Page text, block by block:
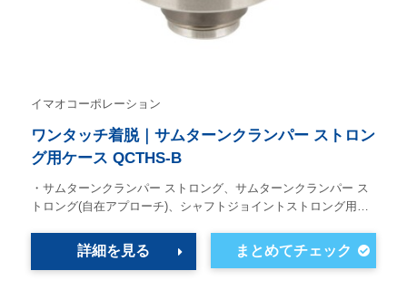
イマオコーポレーション
ワンタッチ着脱｜サムターンクランパー ストロン
グ用ケース QCTHS-B
・サムターンクランパー ストロング、サムターンクランパー ス
トロング(自在アプローチ)、シャフトジョイントストロング用…
詳細を見る